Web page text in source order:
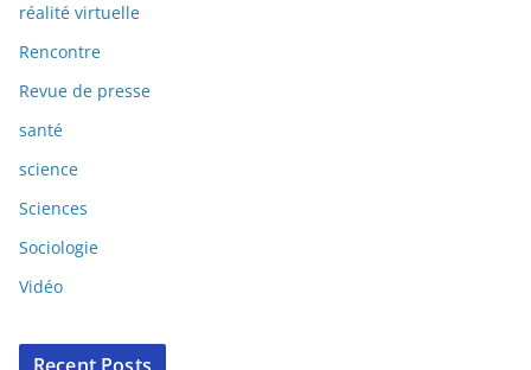
réalité virtuelle
Rencontre
Revue de presse
santé
science
Sciences
Sociologie
Vidéo